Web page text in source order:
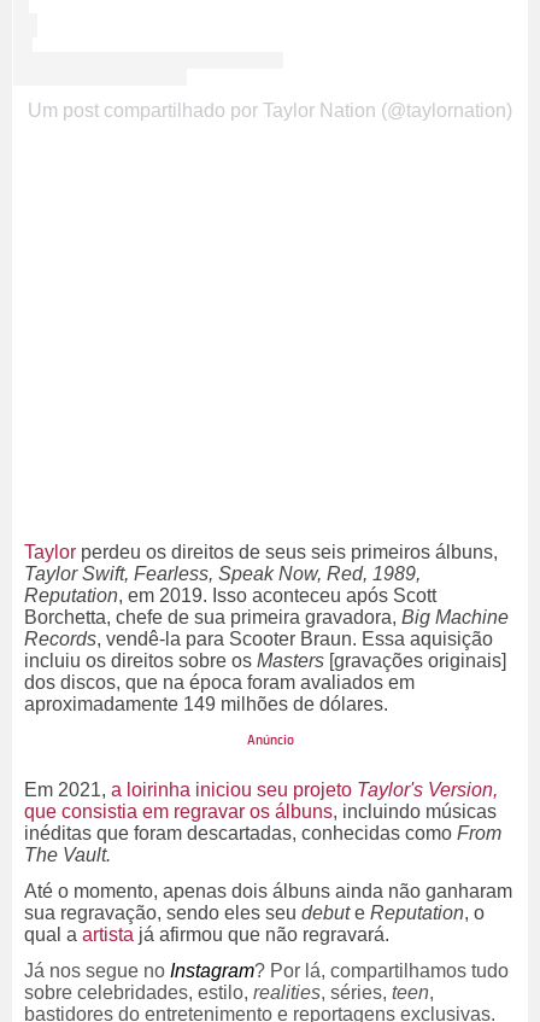
Um post compartilhado por Taylor Nation (@taylornation)
Taylor perdeu os direitos de seus seis primeiros álbuns,
Taylor Swift, Fearless, Speak Now, Red, 1989,
Reputation, em 2019. Isso aconteceu após Scott
Borchetta, chefe de sua primeira gravadora, Big Machine
Records, vendê-la para Scooter Braun. Essa aquisição
incluiu os direitos sobre os Masters [gravações originais]
dos discos, que na época foram avaliados em
aproximadamente 149 milhões de dólares.
Em 2021, a loirinha iniciou seu projeto Taylor's Version,
que consistia em regravar os álbuns, incluindo músicas
inéditas que foram descartadas, conhecidas como From
The Vault.
Até o momento, apenas dois álbuns ainda não ganharam
sua regravação, sendo eles seu debute Reputation, o
qual a artista já afirmou que não regravará.
Já nos segue no Instagram? Por lá, compartilhamos tudo
sobre celebridades, estilo, realities, séries, teen,
bastidores do entretenimento e reportagens exclusivas.